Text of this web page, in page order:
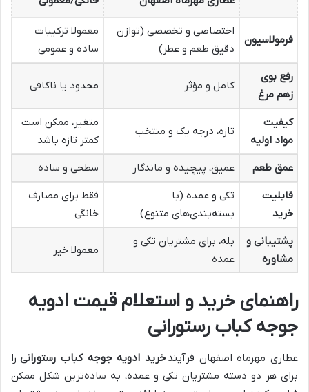
فرمولاسیون
اختصاصی و تخصصی (توازن
دقیق طعم و عطر)
معمولا ترکیبات
ساده و عمومی
رفع بوی
زهم مرغ
کامل و مؤثر محدود یا ناکافی
کیفیت
مواد اولیه
تازه، درجه یک و منتخب
متغیر، ممکن است
کمتر تازه باشد
عمق طعم
عمیق، پیچیده و ماندگار
سطحی و ساده
قابلیت
خرید
تکی و عمده (با
بسته‌بندی‌های متنوع)
فقط برای مصارف
خانگی
پشتیبانی و
مشاوره
بله، برای مشتریان تکی و
عمده
معمولا خیر
راهنمای خرید و استعلام قیمت ادویه
جوجه کباب رستورانی
عطاری مهرماه اصفهان فرآیند خرید ادویه جوجه کباب رستورانی را
برای هر دو دسته مشتریان تکی و عمده، به ساده‌ترین شکل ممکن